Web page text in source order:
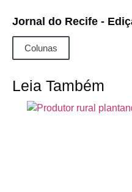
Jornal do Recife -
Colunas
Leia Também